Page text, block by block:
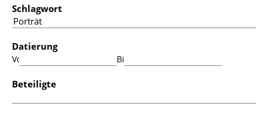
Schlagwort
Datierung
Von: Bis:
Beteiligte